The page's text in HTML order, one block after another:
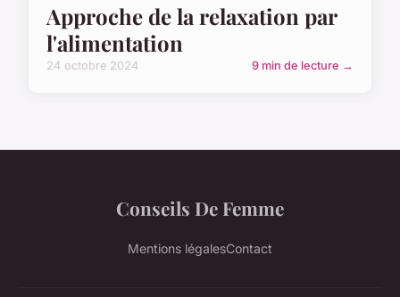
Approche de la relaxation par
l'alimentation
24 octobre 2024 9 min de lecture →
Conseils De Femme
Mentions légalesContact